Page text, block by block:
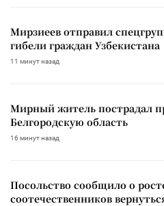
Мирзиеев отправил
гибели граждан Узбекистана
11 минут назад
Мирный житель пострадал
Белгородскую область
16 минут назад
Посольство сообщило о
соотечественников